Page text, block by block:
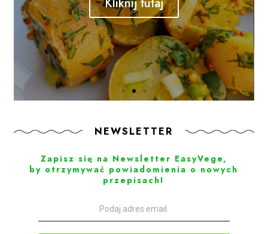
NEWSLETTER
Zapisz się na Newsletter EasyVege,
by otrzymywać powiadomienia o nowych
przepisach!